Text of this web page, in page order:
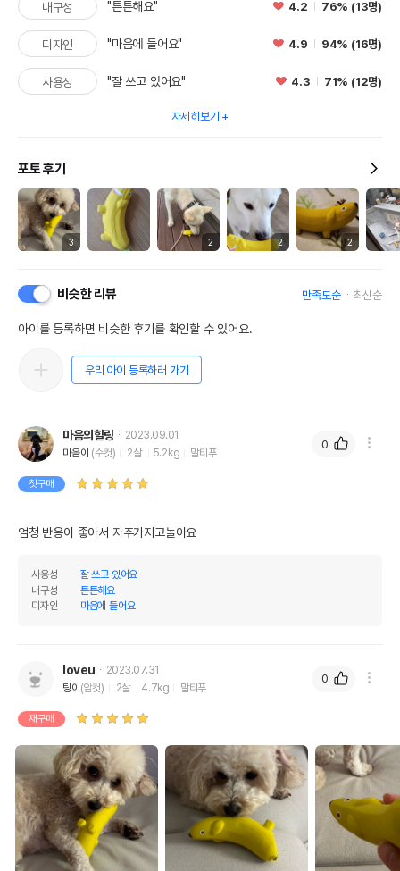
내구성 "튼튼해요" 4.2 76% (13명)
디자인 "마음에 들어요" 4.9 94% (16명)
사용성 "잘 쓰고 있어요" 4.3 71% (12명)
자세히보기
포토 후기
3 2 2 2
비슷한 리뷰 만족도순 최신순
아이를 등록하면 비슷한 후기를 확인할 수 있어요.
우리 아이 등록하러 가기
마음의힐링
2023.09.01
마음이 (수컷) 2살 5.2kg 말티푸
첫구매
엄청 반응이 좋아서 자주가지고놀아요
사용성
잘 쓰고 있어요
내구성
튼튼해요
디자인
마음에 들어요
0
loveu
2023.07.31
팅이 (암컷) 2살 4.7kg 말티푸
재구매
0